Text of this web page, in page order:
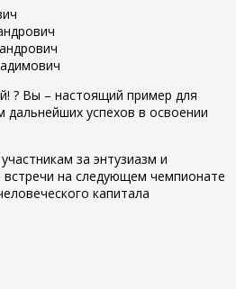
? Вы – настоящий пример для
успехов в освоении
за энтузиазм и
на следующем чемпионате
капитала